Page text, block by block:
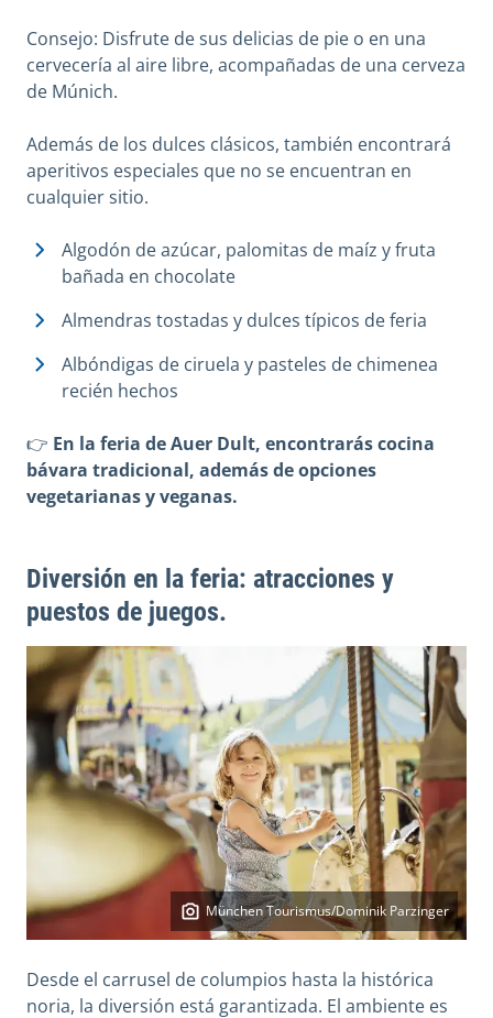
Consejo: Disfrute de sus delicias de pie o en una
cervecería al aire libre, acompañadas de una cerveza
de Múnich.
Además de los dulces clásicos, también encontrará
aperitivos especiales que no se encuentran en
cualquier sitio.
Algodón de azúcar, palomitas de maíz y fruta
bañada en chocolate
Almendras tostadas y dulces típicos de feria
Albóndigas de ciruela y pasteles de chimenea
recién hechos
👉 En la feria de Auer Dult, encontrarás cocina
bávara tradicional, además de opciones
vegetarianas y veganas.
Diversión en la feria: atracciones y
puestos de juegos.
München Tourismus/Dominik Parzinger
Desde el carrusel de columpios hasta la histórica
noria, la diversión está garantizada. El ambiente es